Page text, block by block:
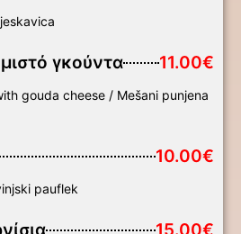
γκούντα 11.00€
gouda cheese / Mešani punjena
10.00€
pauflek